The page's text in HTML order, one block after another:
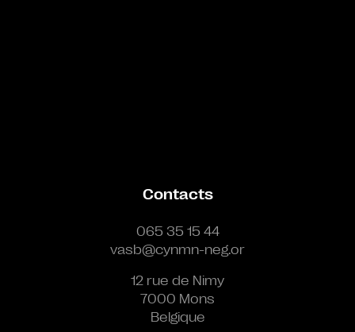
Contacts
065 35 15 44
vasb@cynmn-neg.or
12 rue de Nimy
7000 Mons
Belgique